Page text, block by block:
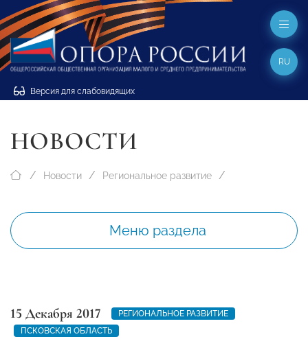
Версия для слабовидящих
RU
НОВОСТИ
Новости Региональное развитие
Меню раздела
15 Декабря 2017
РЕГИОНАЛЬНОЕ РАЗВИТИЕ
ПСКОВСКАЯ ОБЛАСТЬ